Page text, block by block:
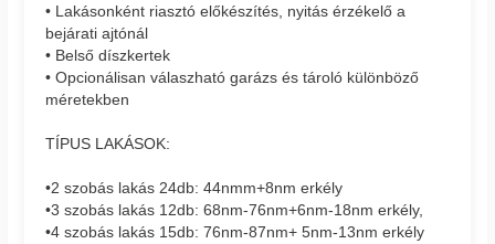
• Lakásonként riasztó előkészítés, nyitás érzékelő a
bejárati ajtónál
• Belső díszkertek
• Opcionálisan válaszható garázs és tároló különböző
méretekben
TÍPUS LAKÁSOK:
•2 szobás lakás 24db: 44nmm+8nm erkély
•3 szobás lakás 12db: 68nm-76nm+6nm-18nm erkély,
•4 szobás lakás 15db: 76nm-87nm+ 5nm-13nm erkély